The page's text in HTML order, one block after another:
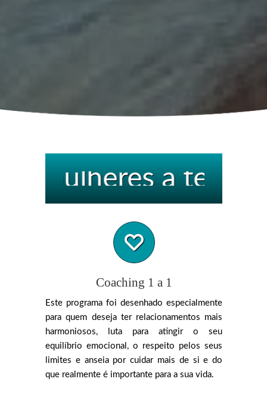
a ter
Coaching 1 a 1
Este programa foi desenhado especialmente
para quem deseja ter relacionamentos mais
harmoniosos, luta para atingir o seu
equilíbrio emocional, o respeito pelos seus
limites e anseia por cuidar mais de si e do
que realmente é importante para a sua vida.